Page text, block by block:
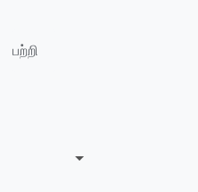
பற்றி